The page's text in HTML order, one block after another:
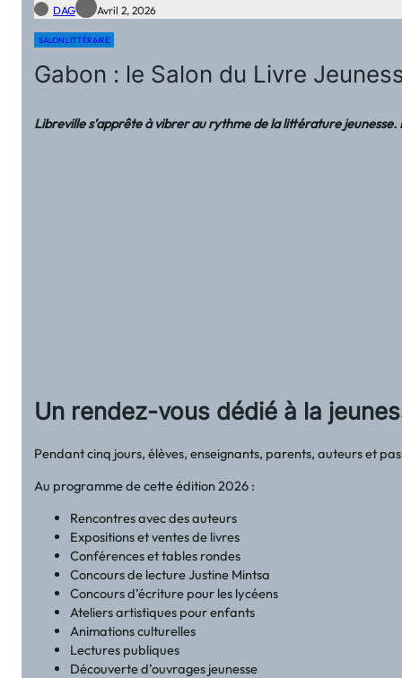
DAG Avril 2, 2026
SALON LITTÉRAIRE
Gabon : le Salon du Livre
Libreville s’apprête à vibrer au rythme de la littérature
Un rendez-vous dédié à la
Pendant cinq jours, élèves, enseignants, parents, auteurs et
Au programme de cette édition 2026 :
Rencontres avec des auteurs
Expositions et ventes de livres
Conférences et tables rondes
Concours de lecture Justine Mintsa
Concours d’écriture pour les lycéens
Ateliers artistiques pour enfants
Animations culturelles
Lectures publiques
Découverte d’ouvrages jeunesse